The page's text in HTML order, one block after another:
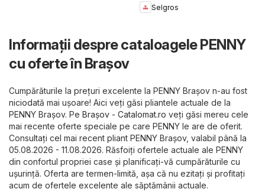
Selgros
Informații despre cataloagele PENNY
cu oferte în Brașov
Cumpărăturile la prețuri excelente la PENNY Brașov n-au fost
niciodată mai ușoare! Aici veți găsi pliantele actuale de la
PENNY Brașov. Pe Brașov - Catalomat.ro veți găsi mereu cele
mai recente oferte speciale pe care PENNY le are de oferit.
Consultați cel mai recent pliant PENNY Brașov, valabil până la
05.08.2026 - 11.08.2026. Răsfoiți ofertele actuale ale PENNY
din confortul propriei case și planificați-vă cumpărăturile cu
ușurință. Oferta are termen-limită, așa că nu ezitați și profitați
acum de ofertele excelente ale săptămânii actuale.